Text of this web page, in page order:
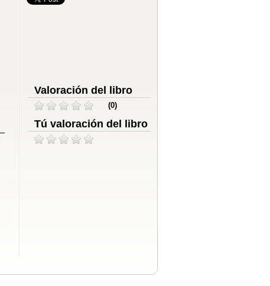
Valoración del libro
(0)
Tú valoración del libro